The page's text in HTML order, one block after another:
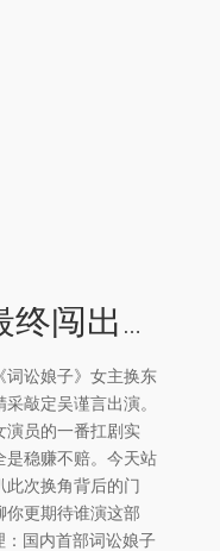
开云kaiyun体育最终闯出属于女性的生活之路-外围足球软件APP
词讼娘子》女主换东
敲定吴谨言出演。
演员的一番扛剧实
是稳赚不赔。今天站
此次换角背后的门
你更期待谁演这部
：国内首部词讼娘子